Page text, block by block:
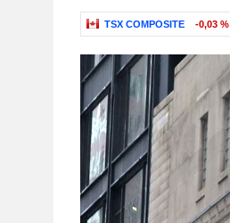
TSX COMPOSITE -0,03 %